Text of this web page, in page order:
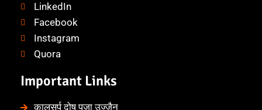
LinkedIn
Facebook
Instagram
Quora
Important Links
कालसर्प दोष पूजा उज्जैन